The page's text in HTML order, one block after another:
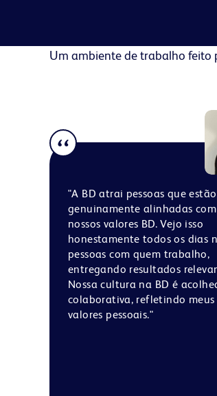
Um ambiente de trabalho feito
"A BD atrai pessoas que estão
genuinamente alinhadas com
nossos valores BD. Vejo isso
honestamente todos os dias
pessoas com quem trabalho,
entregando resultados
Nossa cultura na BD é
colaborativa, refletindo meus
valores pessoais."